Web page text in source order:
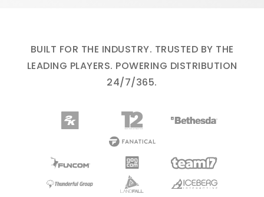
BUILT FOR THE INDUSTRY. TRUSTED BY THE
LEADING PLAYERS. POWERING DISTRIBUTION
24/7/365.